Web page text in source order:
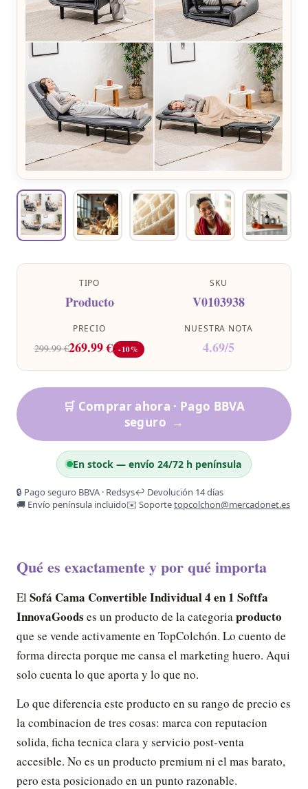
TIPO
Producto
SKU
V0103938
PRECIO
299.99 €269.99 € -10%
NUESTRA NOTA
4.69/5
🛒 Comprar ahora · Pago BBVA
seguro →
En stock — envío 24/72 h península
🔒 Pago seguro BBVA · Redsys↩️ Devolución 14 días
🚚 Envío península incluido✉️ Soportetopcolchon@mercadonet.es
Qué es exactamente y por qué importa
El Sofá Cama Convertible Individual 4 en 1 Softfa
InnovaGoods es un producto de la categoriaproducto
que se vende activamente en TopColchón. Lo cuento de
forma directa porque me cansa el marketing huero. Aqui
solo cuenta lo que aporta y lo que no.
Lo que diferencia este producto en su rango de precio es
la combinacion de tres cosas: marca con reputacion
solida, ficha tecnica clara y servicio post-venta
accesible. No es un producto premium ni el mas barato,
pero esta posicionado en un punto razonable.